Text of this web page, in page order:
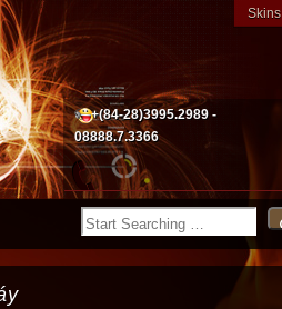
Skins
+(84-28)3995.2989 -
08888.7.3366